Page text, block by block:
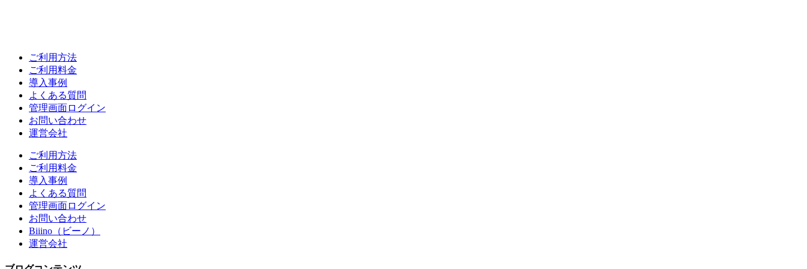
ご利用方法
ご利用料金
導入事例
よくある質問
管理画面ログイン
お問い合わせ
運営会社
ご利用方法
ご利用料金
導入事例
よくある質問
管理画面ログイン
お問い合わせ
Biiino（ビーノ）
運営会社